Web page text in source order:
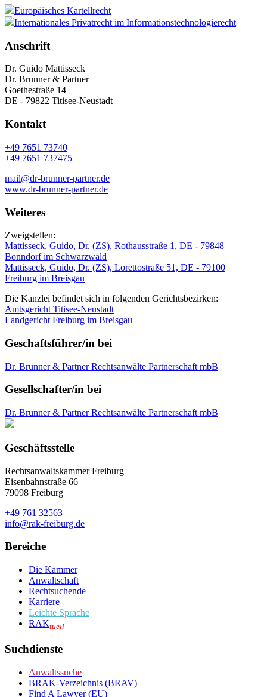
Europäisches Kartellrecht
Internationales Privatrecht im Informationstechnologierecht
Anschrift
Dr. Guido Mattisseck
Dr. Brunner & Partner
Goethestraße 14
DE - 79822 Titisee-Neustadt
Kontakt
+49 7651 73740
+49 7651 737475
mail@dr-brunner-partner.de
www.dr-brunner-partner.de
Weiteres
Zweigstellen:
Mattisseck, Guido, Dr. (ZS), Rothausstraße 1, DE - 79848
Bonndorf im Schwarzwald
Mattisseck, Guido, Dr. (ZS), Lorettostraße 51, DE - 79100
Freiburg im Breisgau
Die Kanzlei befindet sich in folgenden Gerichtsbezirken:
Amtsgericht Titisee-Neustadt
Landgericht Freiburg im Breisgau
Geschaftsführer/in bei
Dr. Brunner & Partner Rechtsanwälte Partnerschaft mbB
Gesellschafter/in bei
Dr. Brunner & Partner Rechtsanwälte Partnerschaft mbB
Geschäftsstelle
Rechtsanwaltskammer Freiburg
Eisenbahnstraße 66
79098 Freiburg
+49 761 32563
info@rak-freiburg.de
Bereiche
Die Kammer
Anwaltschaft
Rechtsuchende
Karriere
Leichte Sprache
RAKtuell
Suchdienste
Anwaltssuche
BRAK-Verzeichnis (BRAV)
Find A Lawyer (EU)